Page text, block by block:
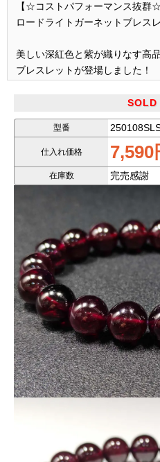
【☆コストパフォーマンス抜
ロードライトガーネットブレス
美しい深紅色と紫が織りなす高
ブレスレットが登場しました！
このブレスレットは、高い透明
で、内部から輝くような美しさ
特徴的な色合いは、深紅にパー
商品の特徴：
1. コストパフォーマンス
この品質でこの価格は見逃せま
の魅力をお手頃価格でお楽しみ
2. 厳選された8mm・
どんな手首にも美しく映える、
3. 高い透明度
SOLD
型番
仕入れ価格 7,590
在庫数 完売感謝